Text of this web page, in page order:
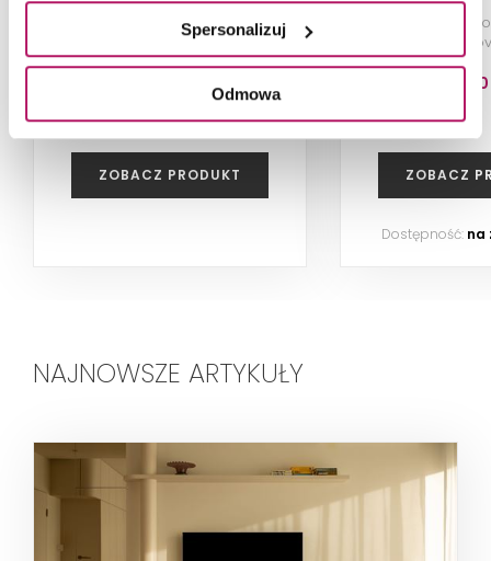
Spersonalizuj
Odmowa
Stelaż podtynkowy z miską,
deską i przyciskiem, Aqua Seria 2
ZOBACZ PRODUKT
Stelaż
przyciskiem
ZOBACZ
Dostępność: na
NAJNOWSZE ARTYKUŁY